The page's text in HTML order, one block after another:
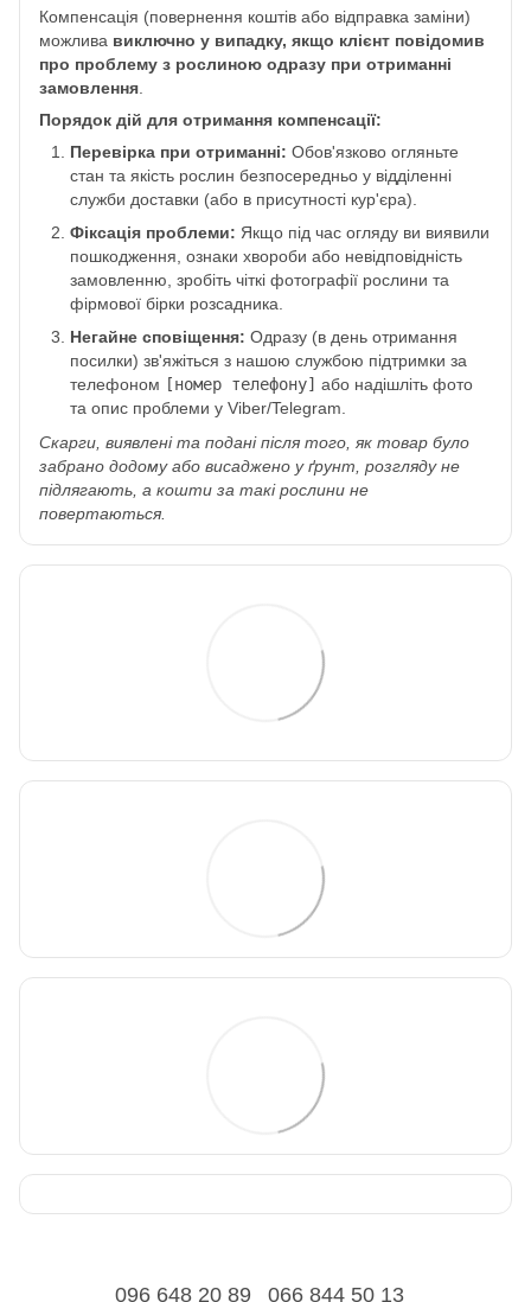
Компенсація (повернення коштів або відправка заміни)
можлива виключно у випадку, якщо клієнт повідомив
про проблему з рослиною одразу при отриманні
замовлення
Порядок дій для отримання компенсації:
Перевірка при отриманні: Обов'язково огляньте
стан та якість рослин безпосередньо у відділенні
служби доставки (або в присутності кур'єра).
Фіксація проблеми: Якщо під час огляду ви виявили
пошкодження, ознаки хвороби або невідповідність
замовленню, зробіть чіткі фотографії рослини та
фірмової бірки розсадника.
Негайне сповіщення: Одразу (в день отримання
посилки) зв'яжіться з нашою службою підтримки за
телефоном [номер телефону] або надішліть фото
та опис проблеми у Viber/Telegram.
Скарги, виявлені та подані після того, як товар було
забрано додому або висаджено у ґрунт, розгляду не
підлягають, а кошти за такі рослини не
повертаються.
096 648 20 89 066 844 50 13